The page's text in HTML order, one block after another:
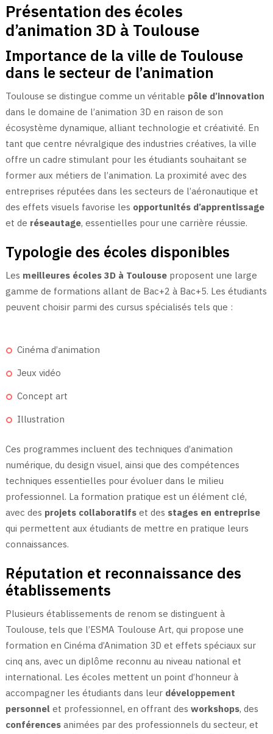
Présentation des écoles
d’animation 3D à Toulouse
Importance de la ville de Toulouse
dans le secteur de l’animation
Toulouse se distingue comme un véritable pôle d’innovation
dans le domaine de l’animation 3D en raison de son
écosystème dynamique, alliant technologie et créativité. En
tant que centre névralgique des industries créatives, la ville
offre un cadre stimulant pour les étudiants souhaitant se
former aux métiers de l’animation. La proximité avec des
entreprises réputées dans les secteurs de l’aéronautique et
des effets visuels favorise les opportunités d’apprentissage
et de réseautage, essentielles pour une carrière réussie.
Typologie des écoles disponibles
Les meilleures écoles 3D à Toulouseproposent une large
gamme de formations allant de Bac+2 à Bac+5. Les étudiants
peuvent choisir parmi des cursus spécialisés tels que :
Cinéma d’animation
Jeux vidéo
Concept art
Illustration
Ces programmes incluent des techniques d’animation
numérique, du design visuel, ainsi que des compétences
techniques essentielles pour évoluer dans le milieu
professionnel. La formation pratique est un élément clé,
avec des projets collaboratifset des stages en entreprise
qui permettent aux étudiants de mettre en pratique leurs
connaissances.
Réputation et reconnaissance des
établissements
Plusieurs établissements de renom se distinguent à
Toulouse, tels que l’ESMA Toulouse Art, qui propose une
formation en Cinéma d’Animation 3D et effets spéciaux sur
cinq ans, avec un diplôme reconnu au niveau national et
international. Les écoles mettent un point d’honneur à
accompagner les étudiants dans leur développement
personnelet professionnel, en offrant des workshops, des
conférencesanimées par des professionnels du secteur, et